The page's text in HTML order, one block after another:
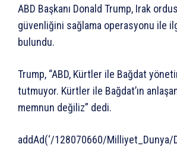
ABD Başkanı Donald Trump, Irak
güvenliğini sağlama operasyonu ile
bulundu.
Trump, “ABD, Kürtler ile Bağdat
tutmuyor. Kürtler ile Bağdat’ın
memnun değiliz” dedi.
addAd(‘/128070660/